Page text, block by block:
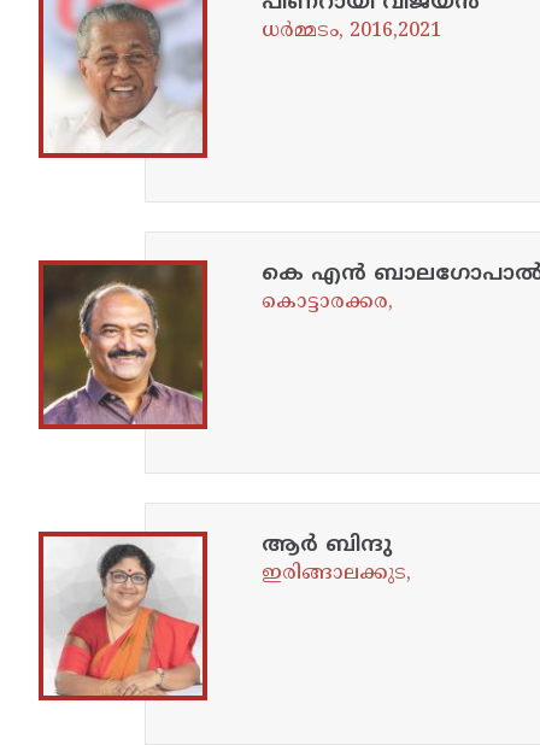
ധർമ്മടം, 2016,2021
കെ എൻ
കൊട്ടാരക്കര,
ആർ ബിന്ദു
ഇരിങ്ങാലക്കുട,